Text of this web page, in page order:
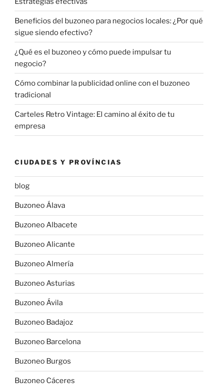
Beneficios del buzoneo para negocios locales: ¿Por qué
sigue siendo efectivo?
¿Qué es el buzoneo y cómo puede impulsar tu
negocio?
Cómo combinar la publicidad online con el buzoneo
tradicional
Carteles Retro Vintage: El camino al éxito de tu
empresa
CIUDADES Y PROVÍNCIAS
blog
Buzoneo Álava
Buzoneo Albacete
Buzoneo Alicante
Buzoneo Almería
Buzoneo Asturias
Buzoneo Ávila
Buzoneo Badajoz
Buzoneo Barcelona
Buzoneo Burgos
Buzoneo Cáceres